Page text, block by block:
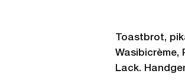
Toastbrot,
Wasibicrème,
Lack.